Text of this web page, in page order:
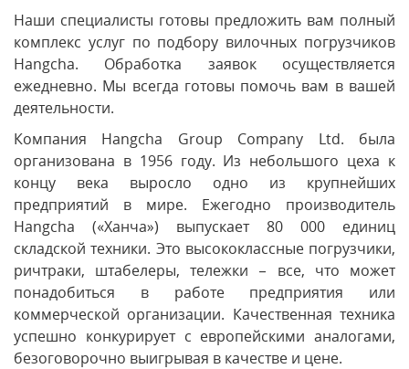
Наши специалисты готовы предложить вам полный
комплекс услуг по подбору вилочных погрузчиков
Hangcha. Обработка заявок осуществляется
ежедневно. Мы всегда готовы помочь вам в вашей
деятельности.
Компания Hangcha Group Company Ltd. была
организована в 1956 году. Из небольшого цеха к
концу века выросло одно из крупнейших
предприятий в мире. Ежегодно производитель
Hangcha («Ханча») выпускает 80 000 единиц
складской техники. Это высококлассные погрузчики,
ричтраки, штабелеры, тележки – все, что может
понадобиться в работе предприятия или
коммерческой организации. Качественная техника
успешно конкурирует с европейскими аналогами,
безоговорочно выигрывая в качестве и цене.